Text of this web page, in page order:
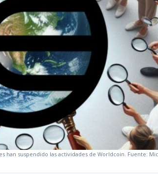
han suspendido las actividades de Worldcoin. Fuente: